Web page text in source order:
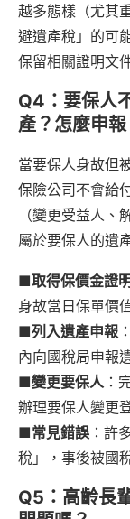
越多態樣（尤其
避遺產稅」的可
保留相關證明文
Q4：要保人
產？怎麼申報
當要保人身故但
保險公司不會給
（變更受益人
屬於要保人的遺
■取得保價金證
身故當日保單價
■列入遺產申報
內向國稅局申報
■變更要保人 ：
辦理要保人變更
■常見錯誤 ：許
稅」，事後被國
Q5：高齡長